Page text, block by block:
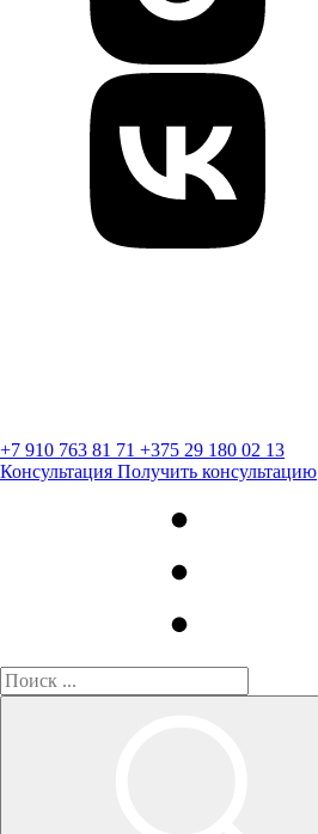
+7 910 763 81 71 +375 29 180 02 13
Консультация Получить консультацию